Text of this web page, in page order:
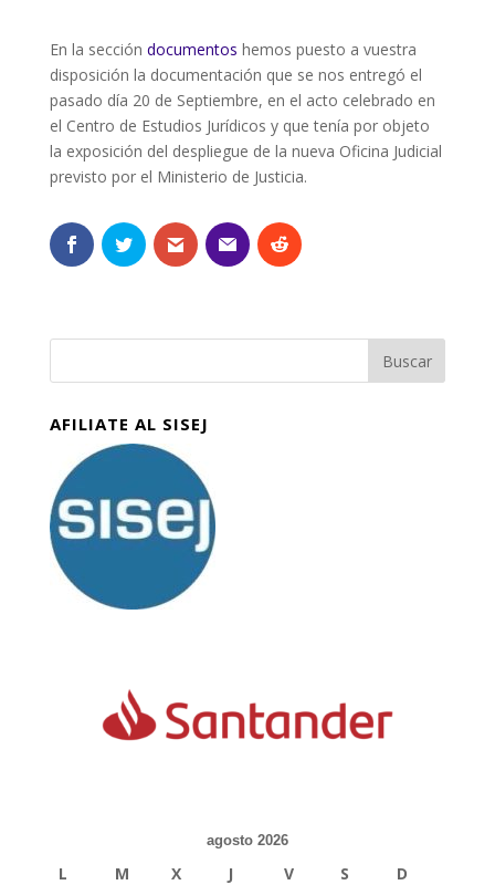
En la sección documentos hemos puesto a vuestra
disposición la documentación que se nos entregó el
pasado día 20 de Septiembre, en el acto celebrado en
el Centro de Estudios Jurídicos y que tenía por objeto
la exposición del despliegue de la nueva Oficina Judicial
previsto por el Ministerio de Justicia.
AFILIATE AL SISEJ
agosto 2026
L M X J V S D